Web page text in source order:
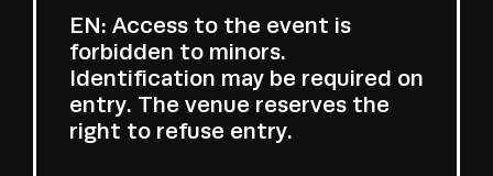
EN: Access to the event is
forbidden to minors.
Identification may be required on
entry. The venue reserves the
right to refuse entry.